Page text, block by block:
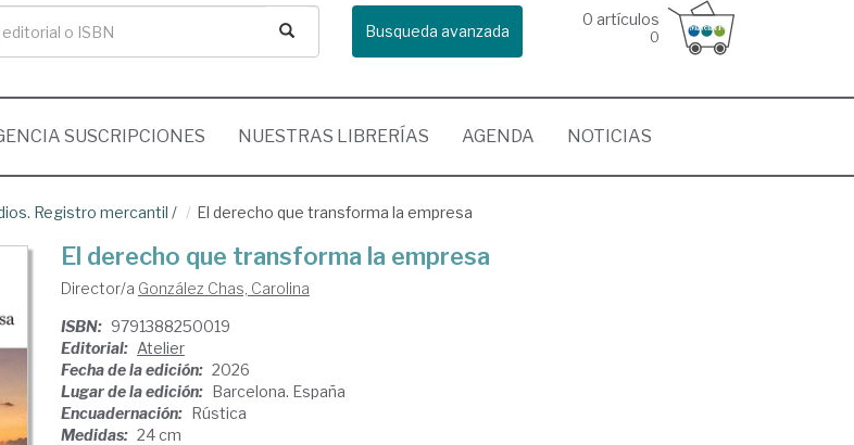
Busqueda avanzada
0 artículos
0
SUSCRIPCIONES NUESTRAS LIBRERÍAS AGENDA NOTICIAS
Registro mercantil / El derecho que transforma la empresa
El derecho que transforma la empresa
Director/a González Chas, Carolina
ISBN: 9791388250019
Editorial: Atelier
Fecha de la edición: 2026
Lugar de la edición: Barcelona. España
Encuadernación: Rústica
Medidas: 24 cm